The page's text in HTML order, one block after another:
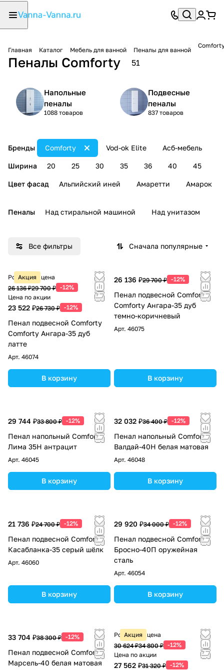
Главная Каталог Мебель для ванной Пеналы для ванной
Пеналы Comforty 51
Напольные
пеналы
1088 товаров
Подвесные
пеналы
837 товаров
Бренды Vod-ok Elite Асб-мебель
Comforty
Ширина 20 25 30 35 36 40 45
Цвет фасад Альпийский иней Амаретти Амарок
Пеналы Над стиральной машиной Над унитазом
Все фильтры Сначала популярные
Акция
Розничная цена
26 136 ₽29 700 ₽ -12%
Цена по акции
23 522 ₽26 730 ₽ -12%
Пенал подвесной Comforty
Comforty Ангара-35 дуб
латте
Арт. 46074
В корзину
26 136 ₽29 700 ₽ -12%
Пенал подвесной Comforty
Comforty Ангара-35 дуб
темно-коричневый
Арт. 46075
В корзину
29 744 ₽33 800 ₽ -12%
Пенал напольный Comforty
Лима 35Н антрацит
Арт. 46045
В корзину
32 032 ₽36 400 ₽ -12%
Пенал напольный Comforty
Валдай-40Н белая матовая
Арт. 46048
В корзину
21 736 ₽24 700 ₽ -12%
Пенал подвесной Comforty
Касабланка-35 серый шёлк
Арт. 46060
В корзину
29 920 ₽34 000 ₽ -12%
Пенал подвесной Comforty
Бросно-40П оружейная
сталь
Арт. 46054
В корзину
33 704 ₽38 300 ₽ -12%
Пенал подвесной Comforty
Марсель-40 белая матовая
Акция
Розничная цена
30 624 ₽34 800 ₽ -12%
Цена по акции
27 562 ₽31 320 ₽ -12%